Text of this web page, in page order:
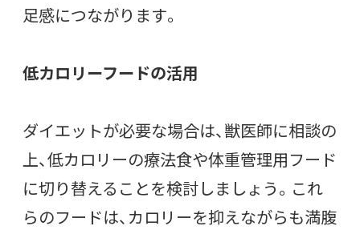
足感につながります。
低カロリーフードの活用
ダイエットが必要な場合は、獣医師に相談の
上、低カロリーの療法食や体重管理用フード
に切り替えることを検討しましょう。これ
らのフードは、カロリーを抑えながらも満腹